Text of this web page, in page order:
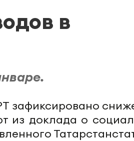
в
зафиксировано
из доклада о